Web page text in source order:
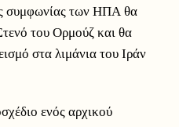
συμφωνίας των ΗΠΑ θα
του Ορμούζ και θα
στα λιμάνια του Ιράν
ενός αρχικού